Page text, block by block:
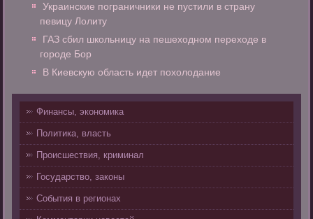
Украинские пограничники не пустили в страну
певицу Лолиту
ГАЗ сбил школьницу на пешеходном переходе в
городе Бор
В Киевскую область идет похолодание
Финансы, экономика
Политика, власть
Происшествия, криминал
Государство, законы
События в регионах